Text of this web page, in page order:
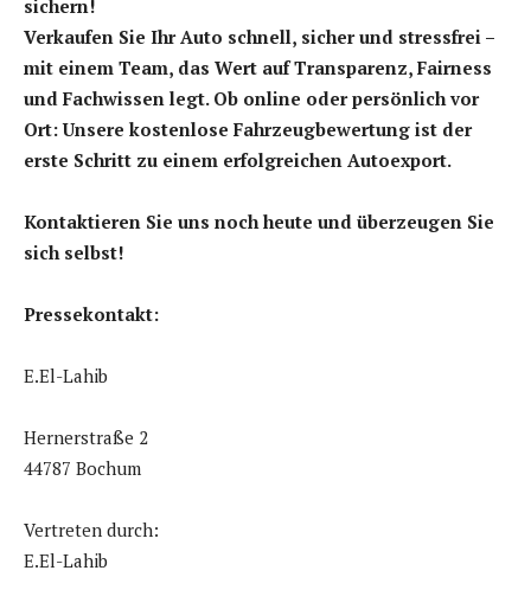
sichern!
Verkaufen Sie Ihr Auto schnell, sicher und stressfrei –
mit einem Team, das Wert auf Transparenz, Fairness
und Fachwissen legt. Ob online oder persönlich vor
Ort: Unsere kostenlose Fahrzeugbewertung ist der
erste Schritt zu einem erfolgreichen Autoexport.
Kontaktieren Sie uns noch heute und überzeugen Sie
sich selbst!
Pressekontakt:
E.El-Lahib
Hernerstraße 2
44787 Bochum
Vertreten durch:
E.El-Lahib